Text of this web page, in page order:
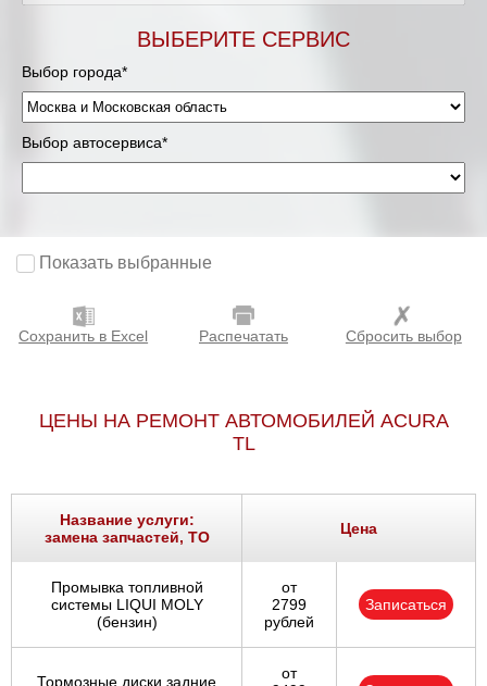
Мурманск
Нижневартовск
Нижний Новгород
Новосибирск
Оренбург
Петрозаводск
Ростов-на-Дону
Самара
Санкт-Петербург
Саратов
ВЫБЕРИТЕ СЕРВИС
Выбор города*
Выбор автосервиса*
Показать выбранные
Сохранить в Excel Распечатать Сбросить выбор
ЦЕНЫ НА РЕМОНТ АВТОМОБИЛЕЙ ACURA
TL
Название услуги:
замена запчастей, ТО
Цена
Промывка топливной
системы LIQUI MOLY
(бензин)
от
2799
рублей
Записаться
Тормозные диски задние
от